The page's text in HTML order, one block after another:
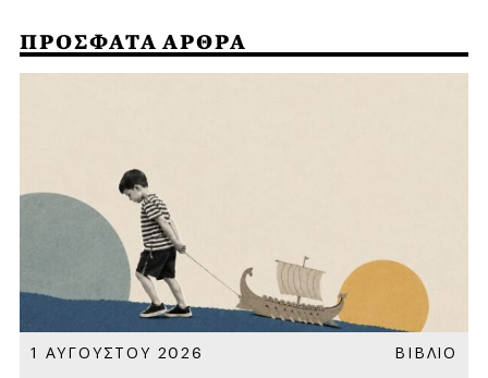
ΠΡΟΣΦΑΤΑ ΑΡΘΡΑ
1 ΑΥΓΟΥΣΤΟΥ 2026 ΒΙΒΛΙΟ